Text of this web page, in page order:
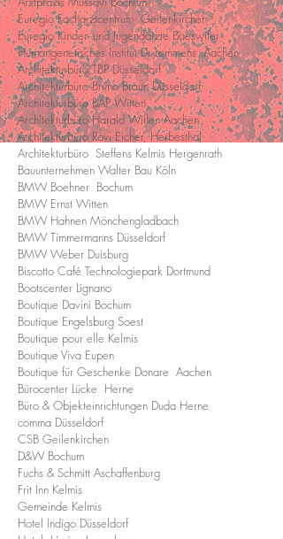
Euregio Facharztcentrum Geilenkirchen
Euregio Kinder- und Jugendärzte Baeswiler
Humangenetisches Institut Dr Lemmens Aachen
Architekturbüro TBP Düsseldorf
Architekturbüro Bruno Braun Düsseldorf
Architekturbüro BAP Witten
Architekturbüro Harald Willen Aachen
Architekturbüro Ravi Eicher, Herbesthal
Architekturbüro Steffens Kelmis Hergenrath
Bauunternehmen Walter Bau Köln
BMW Boehner Bochum
BMW Ernst Witten
BMW Hahnen Mönchengladbach
BMW Timmermanns Düsseldorf
BMW Weber Duisburg
Biscotto Café Technologiepark Dortmund
Bootscenter Lignano
Boutique Davini Bochum
Boutique Engelsburg Soest
Boutique pour elle Kelmis
Boutique Viva Eupen
Boutique für Geschenke Donare Aachen
Bürocenter Lücke Herne
Büro & Objekteinrichtungen Duda Herne
comma Düsseldorf
CSB Geilenkirchen
D&W Bochum
Fuchs & Schmitt Aschaffenburg
Frit Inn Kelmis
Gemeinde Kelmis
Hotel Indigo Düsseldorf